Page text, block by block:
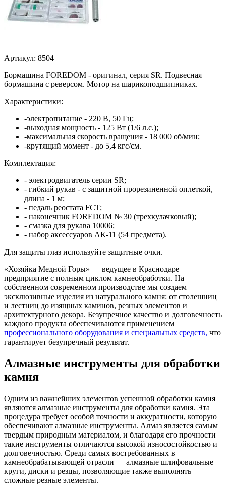
Артикул: 8504
Бормашина FOREDOM - оригинал, серия SR. Подвесная
бормашина с реверсом. Мотор на шарикоподшипниках.
Характеристики:
-электропитание - 220 В, 50 Гц;
-выходная мощность - 125 Вт (1/6 л.с.);
-максимальная скорость вращения - 18 000 об/мин;
-крутящий момент - до 5,4 кгс/см.
Комплектация:
- электродвигатель серии SR;
- гибкий рукав - с защитной прорезиненной оплеткой,
длина - 1 м;
- педаль реостата FCT;
- наконечник FOREDOM № 30 (трехкулачковый);
- смазка для рукава 10006;
- набор аксессуаров АК-11 (54 предмета).
Для защиты глаз используйте защитные очки.
«Хозяйка Медной Горы» — ведущее в Краснодаре
предприятие с полным циклом камнеобработки. На
собственном современном производстве мы создаем
эксклюзивные изделия из натурального камня: от столешниц
и лестниц до изящных каминов, резных элементов и
архитектурного декора. Безупречное качество и долговечность
каждого продукта обеспечиваются применением
профессионального оборудования и специальных средств, что
гарантирует безупречный результат.
Алмазные инструменты для обработки
камня
Одним из важнейших элементов успешной обработки камня
являются алмазные инструменты для обработки камня. Эта
процедура требует особой точности и аккуратности, которую
обеспечивают алмазные инструменты. Алмаз является самым
твердым природным материалом, и благодаря его прочности
такие инструменты отличаются высокой износостойкостью и
долговечностью. Среди самых востребованных в
камнеобрабатывающей отрасли — алмазные шлифовальные
круги, диски и резцы, позволяющие также выполнять
сложные резные элементы.